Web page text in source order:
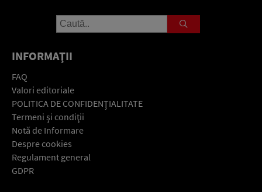
INFORMAŢII
FAQ
Valori editoriale
POLITICA DE CONFIDENŢIALITATE
Termeni şi condiţii
Notă de Informare
Despre cookies
Regulament general
GDPR